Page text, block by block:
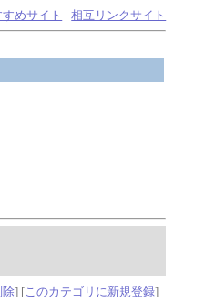
すめサイト -相互リンクサイト
除] [このカテゴリに新規登録]